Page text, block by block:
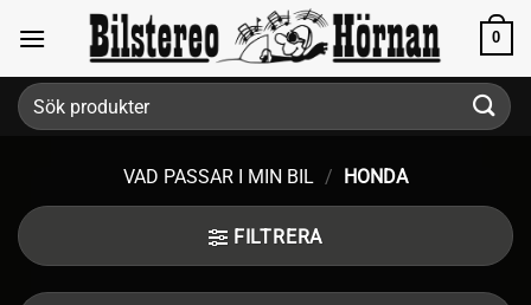
content
0
Sök
efter:
VAD PASSAR I MIN BIL / HONDA
FILTRERA